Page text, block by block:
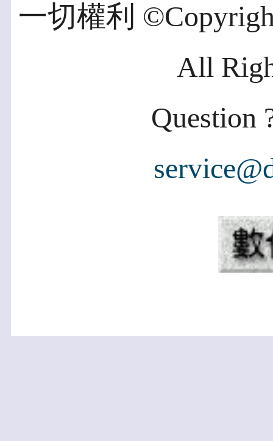
一切權利
All
Question